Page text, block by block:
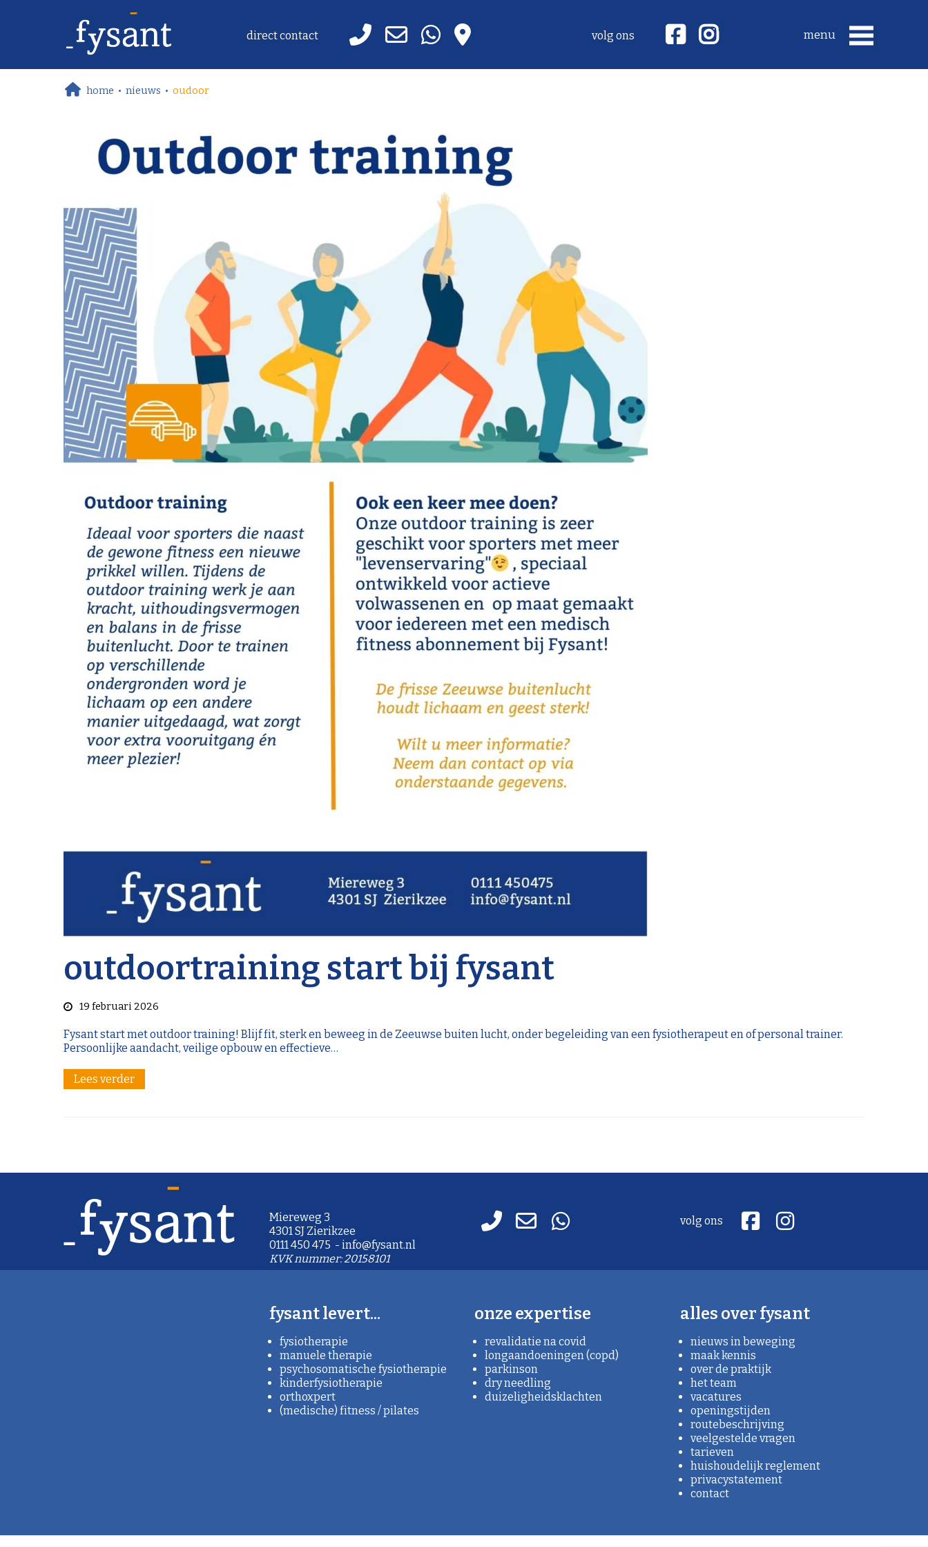
home • nieuws • oudoor
outdoortraining start bij fysant
19 februari 2026
Fysant start met outdoor training! Blijf fit, sterk en beweeg in de Zeeuwse buiten lucht, onder begeleiding van een fysiotherapeut en of personal trainer.
Persoonlijke aandacht, veilige opbouw en effectieve…
Lees verder
Miereweg 3
4301 SJ Zierikzee
0111 450 475 - info@fysant.nl
KVK nummer: 20158101
fysant levert...
fysiotherapie
manuele therapie
psychosomatische fysiotherapie
kinderfysiotherapie
orthoxpert
(medische) fitness / pilates
onze expertise
revalidatie na covid
longaandoeningen (copd)
parkinson
dry needling
duizeligheidsklachten
alles over fysant
nieuws in beweging
maak kennis
over de praktijk
het team
vacatures
openingstijden
routebeschrijving
veelgestelde vragen
tarieven
huishoudelijk reglement
privacystatement
contact